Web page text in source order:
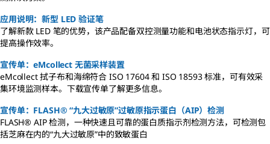
应用说明：新型 LED 验证笔
了解新款 LED 笔的优势，该产品配备双控测量功能和电池状态指示灯，可
提高操作效率。
宣传单：eMcollect 无菌采样装置
eMcollect 拭子布和海绵符合 ISO 17604 和 ISO 18593 标准，可有效采
集环境监测样本。下载宣传单了解更多信息。
宣传单：FLASH® “九大过敏原”过敏原指示蛋白（AIP）检测
FLASH® AIP 检测，一种快速且可靠的蛋白质指示剂检测方法，可检测包
括芝麻在内的“九大过敏原”中的致敏蛋白